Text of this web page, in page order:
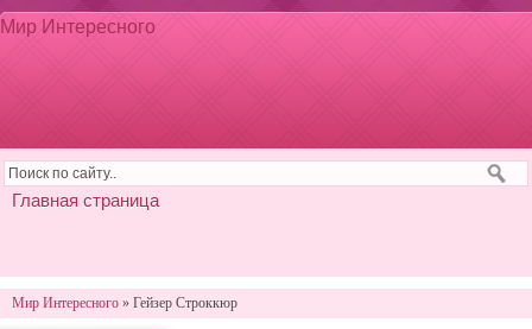
Мир Интересного
Главная страница
Мир Интересного » Гейзер Строккюр